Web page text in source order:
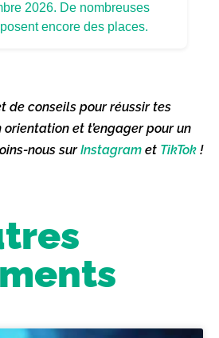
2026. De nombreuses
encore des places.
de conseils pour réussir tes
et t’engager pour un
nous surInstagram et TikTok !